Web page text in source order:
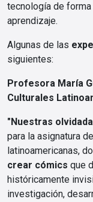
tecnología de
aprendizaje.
Algunas de las
siguientes:
Profesora María
Culturales
"Nuestras
para la asignatura
latinoamericanas,
crear cómics que
históricamente
investigación,